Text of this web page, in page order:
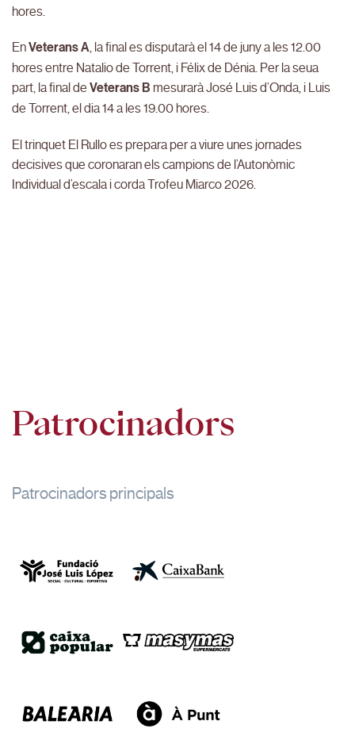
hores.
EnVeterans A, la final es disputarà el 14 de juny a les 12.00
hores entre Natalio de Torrent, i Félix de Dénia. Per la seua
part, la final de Veterans B mesurarà José Luis d’Onda, i Luis
de Torrent, el dia 14 a les 19.00 hores.
El trinquet El Rullo es prepara per a viure unes jornades
decisives que coronaran els campions de l’Autonòmic
Individual d’escala i corda Trofeu Miarco 2026.
Patrocinadors
Patrocinadors principals